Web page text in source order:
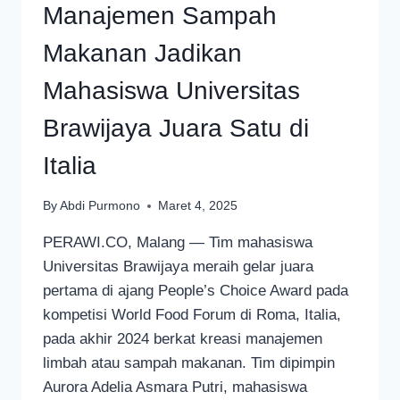
Manajemen Sampah
Makanan Jadikan
Mahasiswa Universitas
Brawijaya Juara Satu di
Italia
By Abdi Purmono Maret 4, 2025
PERAWI.CO, Malang — Tim mahasiswa
Universitas Brawijaya meraih gelar juara
pertama di ajang People’s Choice Award pada
kompetisi World Food Forum di Roma, Italia,
pada akhir 2024 berkat kreasi manajemen
limbah atau sampah makanan. Tim dipimpin
Aurora Adelia Asmara Putri, mahasiswa